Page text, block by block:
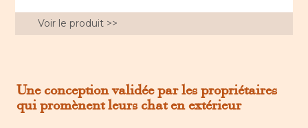
Voir le produit >>
Une conception validée par les propriétaires
qui promènent leurs chat en extérieur